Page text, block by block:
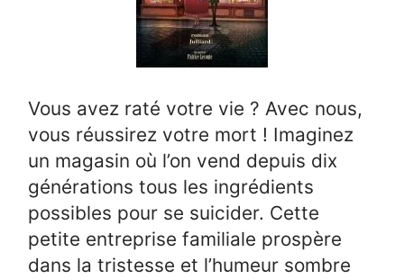
Vous avez raté votre vie ? Avec nous,
vous réussirez votre mort ! Imaginez
un magasin où l’on vend depuis dix
générations tous les ingrédients
possibles pour se suicider. Cette
petite entreprise familiale prospère
dans la tristesse et l’humeur sombre